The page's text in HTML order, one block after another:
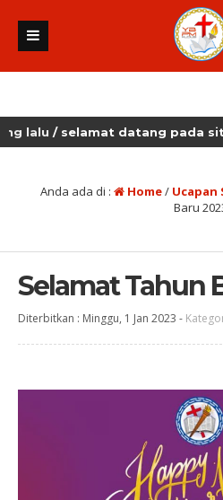
selamat datang pada situs
Anda ada di : Home/ Ucapan
Baru
Selamat Tahun
Diterbitkan : Minggu, 1 Jan 2023 -